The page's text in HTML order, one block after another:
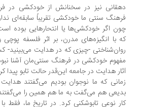
نیز در سخنانش از خودکشی در فرهنگ
سنتی ما خودکشی تقریباً سابقه‌ای ندارد.
اگر خودکشی‌ها یا انتحارهایی بوده است
با انگیزه‌های مدرن، بر اثر فلسفه پوچی و
-چیزی که در هدایت می‌بینید- کسی
خودکشی در فرهنگ سنتی‌مان آشنا نبودیم و
هدایت در جامعه این‌قدر حالت تابو پیدا کرد
که ما نوجوان بودیم می‌گفتند هدایت
هم می‌گفت به ما هم همین را می‌گفتند.
نوعی تابوشکنی کرد. در تاریخ ما،‌ فقط با